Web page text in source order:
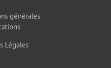
générales
Légales